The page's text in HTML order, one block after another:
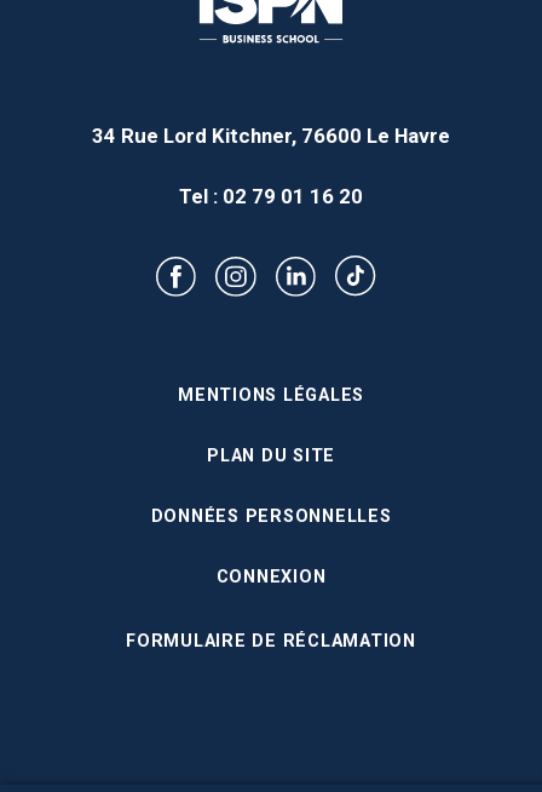
34 Rue Lord Kitchner, 76600 Le Havre
Tel : 02 79 01 16 20
MENTIONS LÉGALES
PLAN DU SITE
DONNÉES PERSONNELLES
CONNEXION
FORMULAIRE DE RÉCLAMATION